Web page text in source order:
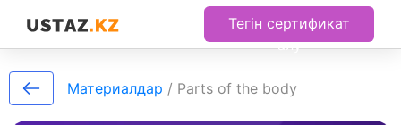
Тегін сертификат
алу
Материалдар / Parts of the body